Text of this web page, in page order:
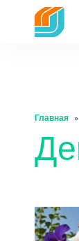
Главная